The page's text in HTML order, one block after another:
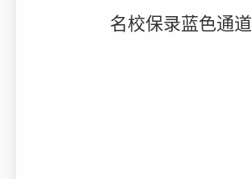
名校保录蓝色通道